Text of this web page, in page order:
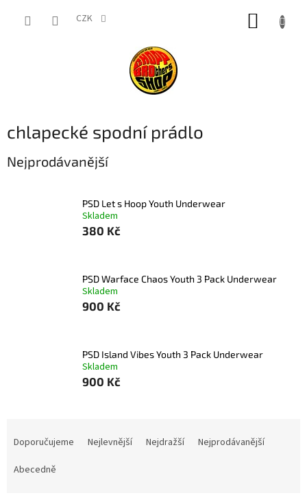
CZK
chlapecké spodní prádlo
Nejprodávanější
PSD Let s Hoop Youth Underwear
Skladem
380 Kč
PSD Warface Chaos Youth 3 Pack Underwear
Skladem
900 Kč
PSD Island Vibes Youth 3 Pack Underwear
Skladem
900 Kč
Doporučujeme Nejlevnější Nejdražší
Nejprodávanější
Abecedně